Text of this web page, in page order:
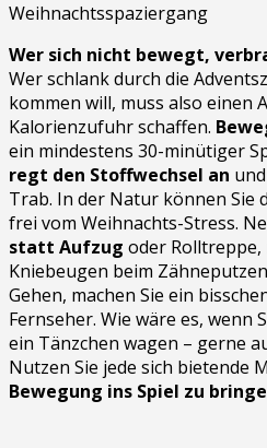
Weihnachtsspaziergang
Wer sich nicht bewegt,
Wer schlank durch die
kommen will, muss also einen
Kalorienzufuhr schaffen.
ein mindestens 30-minütiger
regt den Stoffwechsel an
Trab. In der Natur können Sie
frei vom Weihnachts-Stress.
statt Aufzug oder Rolltreppe,
Kniebeugen beim
Gehen, machen Sie ein
Fernseher. Wie wäre es, wenn
ein Tänzchen wagen – gerne
Nutzen Sie jede sich bietende
Bewegung ins Spiel zu